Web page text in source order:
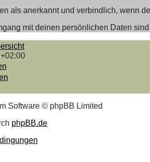
als anerkannt und verbindlich, wenn
mit deinen persönlichen Daten
Software © phpBB Limited
phpBB.de